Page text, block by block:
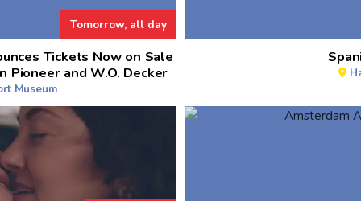
Tomorrow, all day
Tickets Now on Sale
Pioneer and W.O. Decker
Museum